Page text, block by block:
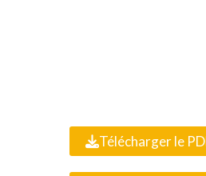
Télécharger le